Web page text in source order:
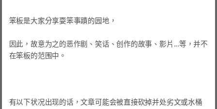
笨板是大家分享耍笨事蹟的园地，
因此，故意为之的恶作剧、笑话、创作的故事、影片...等，并不
在笨板的范围中。
有以下状况出现的话，文章可能会被直接砍掉并处劣文或水桶